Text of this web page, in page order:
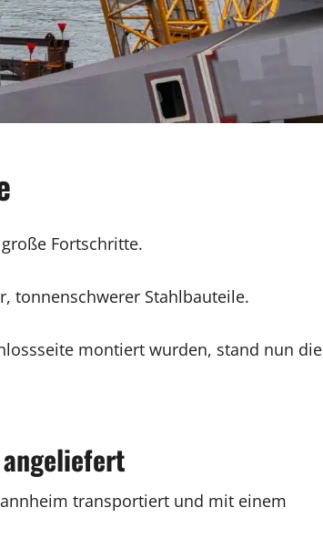
Fortschritte.
tonnenschwerer Stahlbauteile.
montiert wurden, stand nun die
transportiert und mit einem